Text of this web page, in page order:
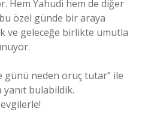
Hem Yahudi hem de diğer
özel günde bir araya
ve geleceğe birlikte umutla
günü neden oruç tutar” ile
yanıt bulabildik.